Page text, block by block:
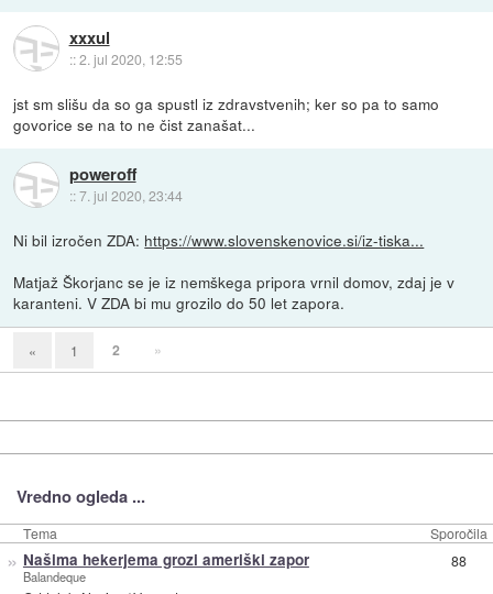
xxxul
::2. jul 2020, 12:55
jst sm slišu da so ga spustl iz zdravstvenih; ker so pa to samo
govorice se na to ne čist zanašat...
poweroff
::7. jul 2020, 23:44
Ni bil izročen ZDA: https://www.slovenskenovice.si/iz-tiska...
Matjaž Škorjanc se je iz nemškega pripora vrnil domov, zdaj je v
karanteni. V ZDA bi mu grozilo do 50 let zapora.
« 1 2 »
Vredno ogleda ...
Tema Sporočila
» Našima hekerjema grozi ameriški zapor
Balandeque
88